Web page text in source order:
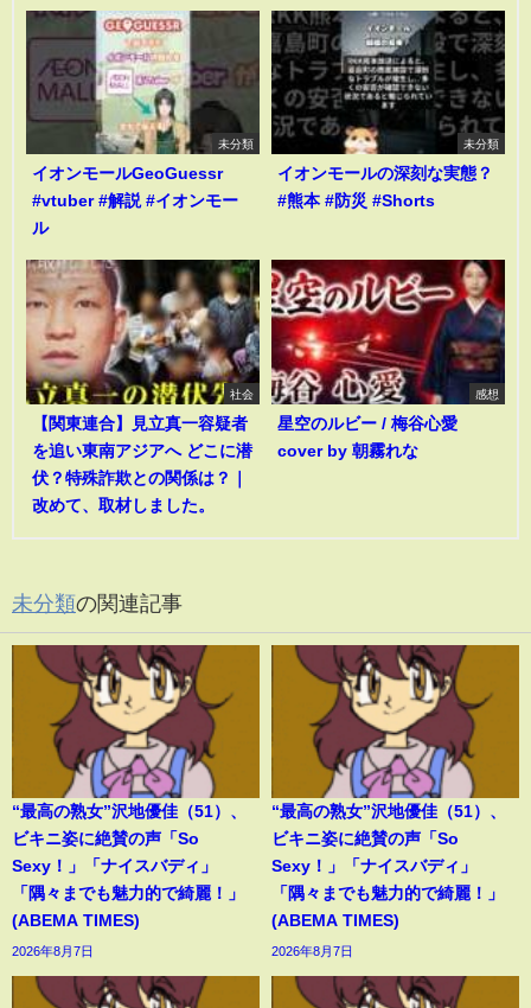
未分類
イオンモールGeoGuessr
#vtuber #解説 #イオンモー
ル
未分類
イオンモールの深刻な実態？
#熊本 #防災 #Shorts
社会
【関東連合】見立真一容疑者
を追い東南アジアへ どこに潜
伏？特殊詐欺との関係は？｜
改めて、取材しました。
感想
星空のルビー / 梅谷心愛
cover by 朝霧れな
未分類の関連記事
“最高の熟女”沢地優佳（51）、
ビキニ姿に絶賛の声「So
Sexy！」「ナイスバディ」
「隅々までも魅力的で綺麗！」
(ABEMA TIMES)
2026年8月7日
“最高の熟女”沢地優佳（51）、
ビキニ姿に絶賛の声「So
Sexy！」「ナイスバディ」
「隅々までも魅力的で綺麗！」
(ABEMA TIMES)
2026年8月7日